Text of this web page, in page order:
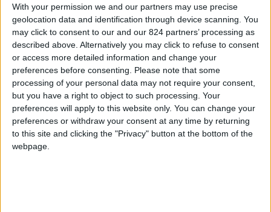
With your permission we and our partners may use precise
geolocation data and identification through device scanning. You
may click to consent to our and our 824 partners’ processing as
described above. Alternatively you may click to refuse to consent
or access more detailed information and change your
preferences before consenting.
Please note that some
processing of your personal data may not require your consent,
but you have a right to object to such processing. Your
preferences will apply to this website only. You can change your
preferences or withdraw your consent at any time by returning
to this site and clicking the "Privacy" button at the bottom of the
webpage.
illavoro digitale freelance.
➤ Scopri come fare perlavorare da casa: i
vantaggi e svantaggi, che lavori svolgere e
molto altro ➤➤➤
Prima negli Usa, poi nel Nord Europa, ora il lavoro
freelance è un trend in crescita anche in Italia.